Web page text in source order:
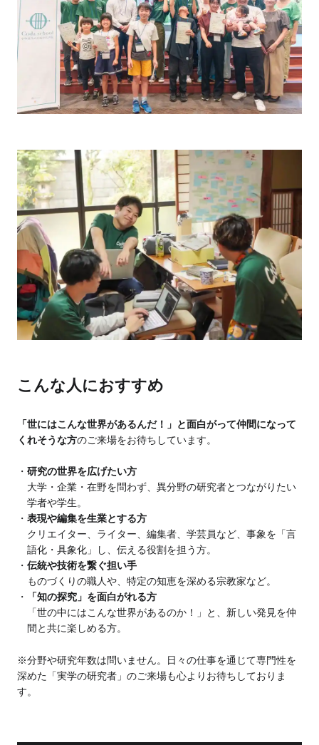
こんな人におすすめ
「世にはこんな世界があるんだ！」と面白がって仲間になって
くれそうな方のご来場をお待ちしています。
研究の世界を広げたい方
大学・企業・在野を問わず、異分野の研究者とつながりたい
学者や学生。
表現や編集を生業とする方
クリエイター、ライター、編集者、学芸員など、事象を「言
語化・具象化」し、伝える役割を担う方。
伝統や技術を繋ぐ担い手
ものづくりの職人や、特定の知恵を深める宗教家など。
「知の探究」を面白がれる方
「世の中にはこんな世界があるのか！」と、新しい発見を仲
間と共に楽しめる方。
※分野や研究年数は問いません。日々の仕事を通じて専門性を
深めた「実学の研究者」のご来場も心よりお待ちしておりま
す。